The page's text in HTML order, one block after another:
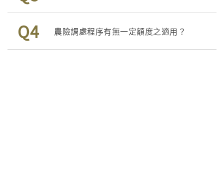
Q4 農險調處程序有無一定額度之適用？